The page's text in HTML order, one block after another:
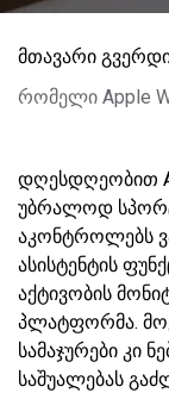
მთავარი
რომელი Apple
დღესდღეობით
უბრალოდ
აკონტროლებს
ასისტენტის
აქტივობის
პლატფორმა.
სამაჯურები კი
საშუალებას